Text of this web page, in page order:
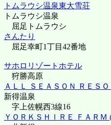
トムラウシ温泉東大雪荘
トムラウシ温泉
屈足トムラウシ
さんたり
屈足幸町1丁目42番地
サホロリゾートホテル
狩勝高原
ＡＬＬ ＳＥＡＳＯＮ ＲＥＳ
新得温泉
字上佐幌西3線16
ＹＯＲＫＳＨＩＲＥ ＦＡＲ